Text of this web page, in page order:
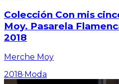
Colección Con mis
Moy. Pasarela
2018
Merche Moy
2018· Moda